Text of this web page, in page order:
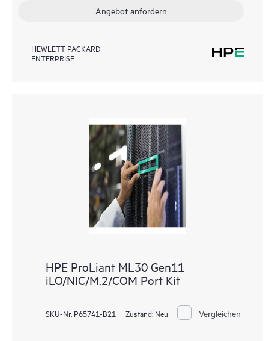
Angebot anfordern
HEWLETT PACKARD
ENTERPRISE
HPE ProLiant ML30 Gen11
iLO/NIC/M.2/COM Port Kit
SKU-Nr. P65741-B21 Zustand:Neu Vergleichen